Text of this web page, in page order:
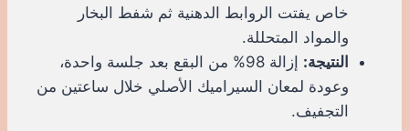
خاص يفتت الروابط الدهنية ثم شفط البخار
والمواد المتحللة.
النتيجة:
إزالة 98% من البقع بعد جلسة واحدة،
وعودة لمعان السيراميك الأصلي خلال ساعتين من
التجفيف.